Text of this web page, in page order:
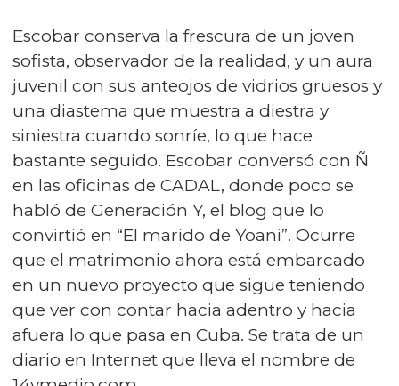
Escobar conserva la frescura de un joven
sofista, observador de la realidad, y un aura
juvenil con sus anteojos de vidrios gruesos y
una diastema que muestra a diestra y
siniestra cuando sonríe, lo que hace
bastante seguido. Escobar conversó con Ñ
en las oficinas de CADAL, donde poco se
habló de Generación Y, el blog que lo
convirtió en “El marido de Yoani”. Ocurre
que el matrimonio ahora está embarcado
en un nuevo proyecto que sigue teniendo
que ver con contar hacia adentro y hacia
afuera lo que pasa en Cuba. Se trata de un
diario en Internet que lleva el nombre de